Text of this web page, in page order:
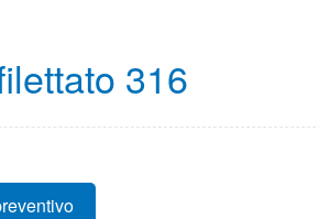
316